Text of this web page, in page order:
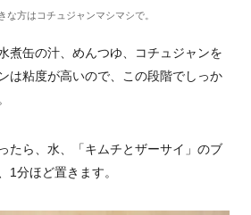
な方はコチュジャンマシマシで。
煮缶の汁、めんつゆ、コチュジャンを
は粘度が高いので、この段階でしっか
たら、水、「キムチとザーサイ」のブ
1分ほど置きます。